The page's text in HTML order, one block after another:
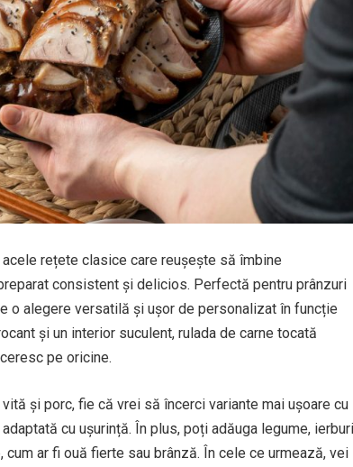
rețete clasice care reușește să îmbine
consistent și delicios. Perfectă pentru prânzuri
o alegere versatilă și ușor de personalizat în funcție
și un interior suculent, rulada de carne tocată
pe oricine.
și porc, fie că vrei să încerci variante mai ușoare cu
cu ușurință. În plus, poți adăuga legume, ierburi
ar fi ouă fierte sau brânză. În cele ce urmează, vei